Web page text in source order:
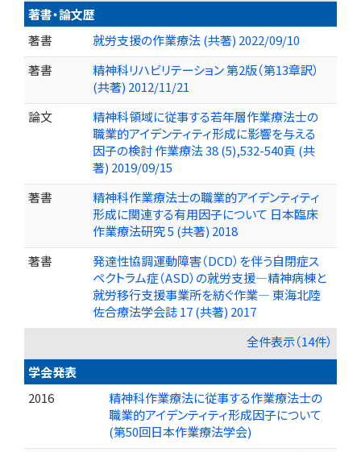
著書・論文歴
著書
就労支援の作業療法 (共著) 2022/09/10
著書
精神科リハビリテーション 第2版（第13章訳）
(共著) 2012/11/21
論文
精神科領域に従事する若年層作業療法士の
職業的アイデンティティ形成に影響を与える
因子の検討 作業療法 38 (5),532-540頁 (共
著) 2019/09/15
著書
精神科作業療法士の職業的アイデンティティ
形成に関連する有用因子について 日本臨床
作業療法研究 5 (共著) 2018
著書
発達性協調運動障害（DCD）を伴う自閉症ス
ペクトラム症（ASD）の就労支援―精神病棟と
就労移行支援事業所を紡ぐ作業― 東海北陸
佐合療法学会誌 17 (共著) 2017
全件表示（14件）
学会発表
2016
精神科作業療法に従事する作業療法士の
職業的アイデンティティ形成因子について
(第50回日本作業療法学会)